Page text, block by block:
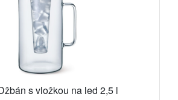
s vložkou na led 2,5 l